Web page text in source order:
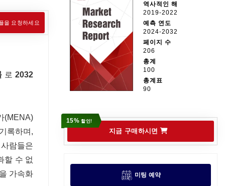
을 요청하세요
로2032
(MENA)
록하며,
람들은
할 수 없
가속화
역사적인 해
2019-2022
예측 연도
2024-2032
페이지 수
206
총계
100
총계표
90
지금 구매하시면
15%할인!
미팅 예약